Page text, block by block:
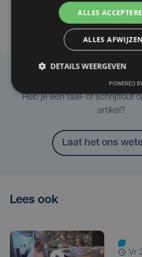
Taalfout
Heb je een taal- of schrijffout
artikel?
Laat het ons
Lees ook
ALLES
ALLES AFWIJZEN
DETAILS WEERGEVEN
POWERED